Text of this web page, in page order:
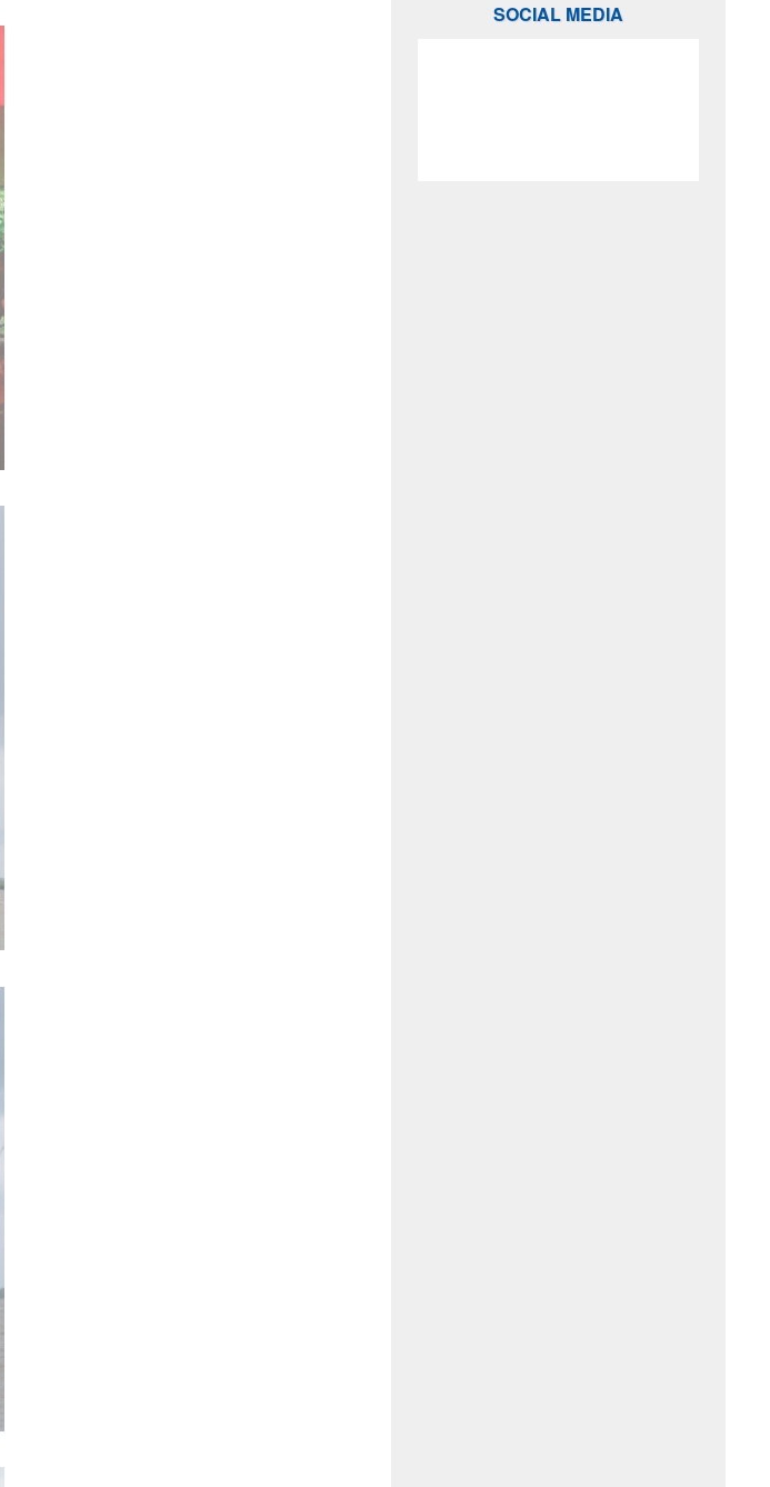
SOCIAL MEDIA